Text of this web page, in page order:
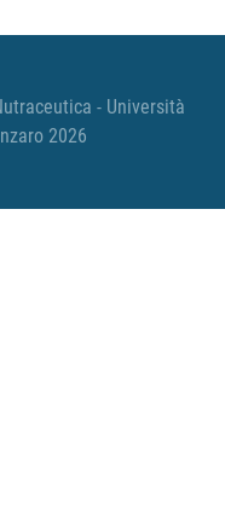
- Università
2026